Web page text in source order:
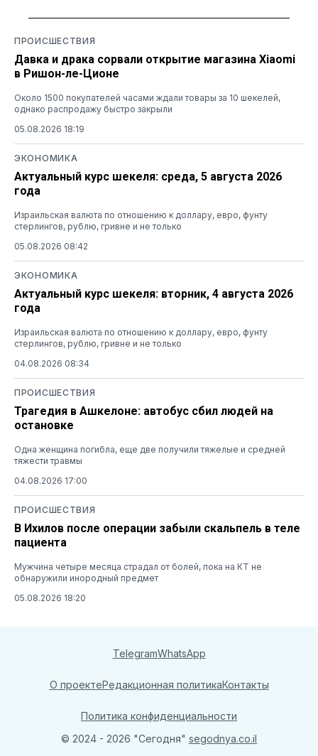
ПРОИСШЕСТВИЯ
Давка и драка сорвали открытие магазина Xiaomi
в Ришон-ле-Ционе
Около 1500 покупателей часами ждали товары за 10 шекелей,
однако распродажу быстро закрыли
05.08.2026 18:19
ЭКОНОМИКА
Актуальный курс шекеля: среда, 5 августа 2026
года
Израильская валюта по отношению к доллару, евро, фунту
стерлингов, рублю, гривне и не только
05.08.2026 08:42
ЭКОНОМИКА
Актуальный курс шекеля: вторник, 4 августа 2026
года
Израильская валюта по отношению к доллару, евро, фунту
стерлингов, рублю, гривне и не только
04.08.2026 08:34
ПРОИСШЕСТВИЯ
Трагедия в Ашкелоне: автобус сбил людей на
остановке
Одна женщина погибла, еще две получили тяжелые и средней
тяжести травмы
04.08.2026 17:00
ПРОИСШЕСТВИЯ
В Ихилов после операции забыли скальпель в теле
пациента
Мужчина четыре месяца страдал от болей, пока на КТ не
обнаружили инородный предмет
05.08.2026 18:20
TelegramWhatsApp
О проектеРедакционная политикаКонтакты
Политика конфиденциальности
© 2024 - 2026 "Сегодня" segodnya.co.il